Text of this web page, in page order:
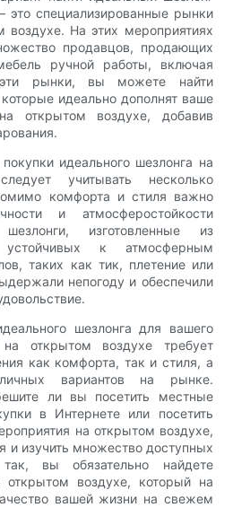
специализированные рынки
На этих мероприятиях
продавцов, продающих
ручной работы, включая
эти рынки, вы можете найти
идеально дополнят ваше
открытом воздухе, добавив
идеального шезлонга на
учитывать несколько
комфорта и стиля важно
и атмосферостойкости
изготовленные из
устойчивых к атмосферным
таких как тик, плетение или
непогоду и обеспечили
шезлонга для вашего
на открытом воздухе требует
как комфорта, так и стиля, а
вариантов на рынке.
ли вы посетить местные
в Интернете или посетить
на открытом воздухе,
и изучить множество доступных
вы обязательно найдете
открытом воздухе, который на
вашей жизни на свежем